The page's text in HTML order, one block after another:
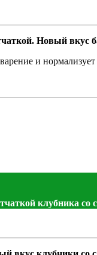
Новый вкус
и
клубника со